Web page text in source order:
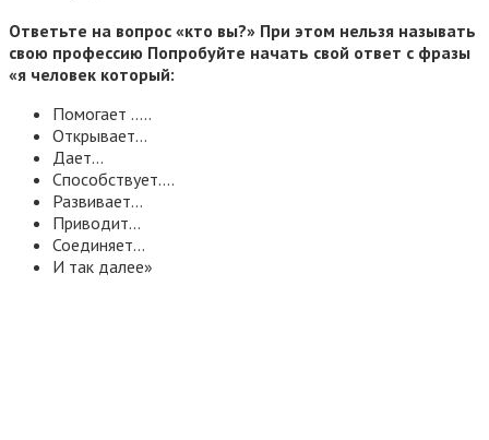
Ответьте на вопрос «кто вы?» При этом нельзя называть
свою профессию Попробуйте начать свой ответ с фразы
«я человек который:
Помогает …..
Открывает…
Дает…
Способствует….
Развивает…
Приводит…
Соединяет…
И так далее»